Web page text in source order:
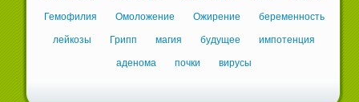
Гемофилия Омоложение Ожирение беременность
лейкозы Грипп магия будущее импотенция
аденома почки вирусы